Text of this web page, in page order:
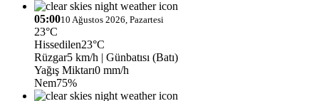
05:0010 Ağustos 2026, Pazartesi
23°C
Hissedilen23°C
Rüzgar5 km/h | Günbatısı (Batı)
Yağış Miktarı0 mm/h
Nem75%